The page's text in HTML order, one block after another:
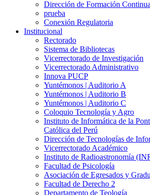
Dirección de Formación Continua
prueba
Conexión Regulatoria
Institucional
Rectorado
Sistema de Bibliotecas
Vicerrectorado de Investigación
Vicerrectorado Administrativo
Innova PUCP
Yuntémonos | Auditorio A
Yuntémonos | Auditorio B
Yuntémonos | Auditorio C
Coloquio Tecnología y Agro
Instituto de Informática de la
Católica del Perú
Dirección de Tecnologías de
Vicerrectorado Académico
Instituto de Radioastronomía
Facultad de Psicología
Asociación de Egresados y
Facultad de Derecho 2
Departamento de Teología